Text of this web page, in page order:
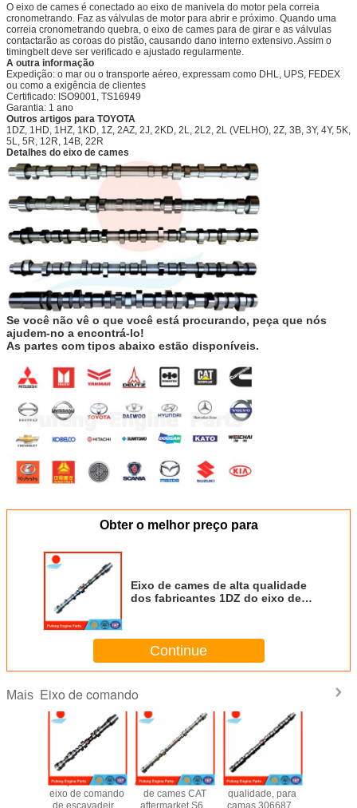
O eixo de cames é conectado ao eixo de manivela do motor pela correia
cronometrando. Faz as válvulas de motor para abrir e próximo. Quando uma
correia cronometrando quebra, o eixo de cames para de girar e as válvulas
contactarão as coroas do pistão, causando dano interno extensivo. Assim o
timingbelt deve ser verificado e ajustado regularmente.
A outra informação
Expedição: o mar ou o transporte aéreo, expressam como DHL, UPS, FEDEX
ou como a exigência de clientes
Certificado: ISO9001, TS16949
Garantia: 1 ano
Outros artigos para TOYOTA
1DZ, 1HD, 1HZ, 1KD, 1Z, 2AZ, 2J, 2KD, 2L, 2L2, 2L (VELHO), 2Z, 3B, 3Y, 4Y, 5K,
5L, 5R, 12R, 14B, 22R
Detalhes do eixo de cames
Se você não vê o que você está procurando, peça que nós
ajudem-no a encontrá-lo!
As partes com tipos abaixo estão disponíveis.
Obter o melhor preço para
Eixo de cames de alta qualidade
dos fabricantes 1DZ do eixo de
Toyota
Continue
Mais Eixo de comando
exportador de
eixo de comando
Atacado de árvore
de cames CAT
M11 de alta
qualidade, para